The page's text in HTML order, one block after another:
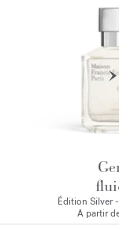
Édition Silver -
A partir de